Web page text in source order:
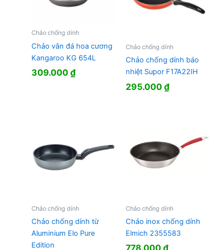
Chảo chống dính
Chảo vân đá hoa cương
Kangaroo KG 654L
309.000₫
Chảo chống dính
Chảo chống dính báo
nhiệt Supor F17A22IH
295.000₫
Chảo chống dính
Chảo chống dính từ
Aluminium Elo Pure
Edition
Chảo chống dính
Chảo inox chống dính
Elmich 2355583
778.000₫